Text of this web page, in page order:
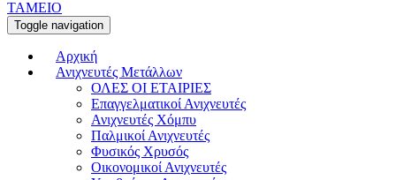
ΤΑΜΕΙΟ
Toggle navigation
Αρχική
Ανιχνευτές Μετάλλων
ΟΛΕΣ ΟΙ ΕΤΑΙΡΙΕΣ
Επαγγελματικοί Ανιχνευτές
Ανιχνευτές Χόμπυ
Παλμικοί Ανιχνευτές
Φυσικός Χρυσός
Οικονομικοί Ανιχνευτές